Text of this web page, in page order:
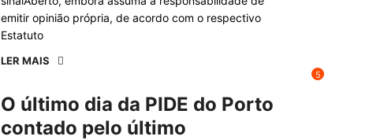
emitir opinião própria, de acordo com o respectivo
Estatuto
LER MAIS
O último dia da PIDE do Porto
contado pelo último
5